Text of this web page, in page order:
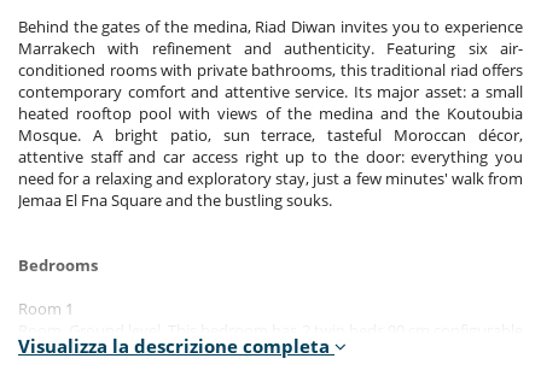
Behind the gates of the medina, Riad Diwan invites you to experience
Marrakech with refinement and authenticity. Featuring six air-
conditioned rooms with private bathrooms, this traditional riad offers
contemporary comfort and attentive service. Its major asset: a small
heated rooftop pool with views of the medina and the Koutoubia
Mosque. A bright patio, sun terrace, tasteful Moroccan décor,
attentive staff and car access right up to the door: everything you
need for a relaxing and exploratory stay, just a few minutes' walk from
Jemaa El Fna Square and the bustling souks.
Bedrooms
Room 1
as a double bed. Bathroom private, with shower. WC in the bathroom.
Visualizza la descrizione completa